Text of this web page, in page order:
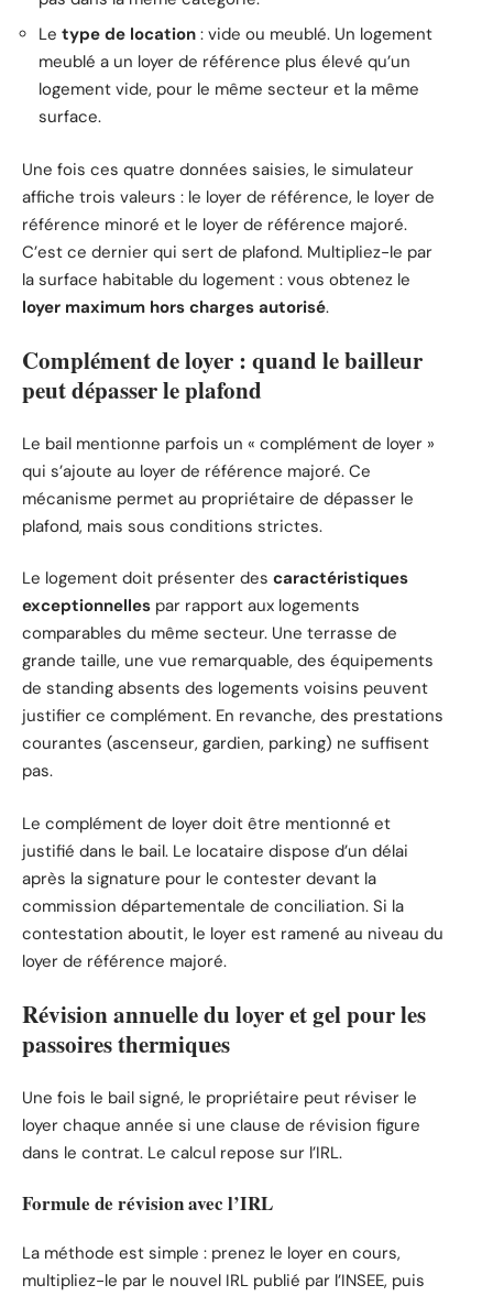
Le type de location : vide ou meublé. Un logement
meublé a un loyer de référence plus élevé qu’un
logement vide, pour le même secteur et la même
surface.
Une fois ces quatre données saisies, le simulateur
affiche trois valeurs : le loyer de référence, le loyer de
référence minoré et le loyer de référence majoré.
C’est ce dernier qui sert de plafond. Multipliez-le par
la surface habitable du logement : vous obtenez le
loyer maximum hors charges autorisé.
Complément de loyer : quand le bailleur
peut dépasser le plafond
Le bail mentionne parfois un « complément de loyer »
qui s’ajoute au loyer de référence majoré. Ce
mécanisme permet au propriétaire de dépasser le
plafond, mais sous conditions strictes.
Le logement doit présenter des caractéristiques
exceptionnelles par rapport aux logements
comparables du même secteur. Une terrasse de
grande taille, une vue remarquable, des équipements
de standing absents des logements voisins peuvent
justifier ce complément. En revanche, des prestations
courantes (ascenseur, gardien, parking) ne suffisent
pas.
Le complément de loyer doit être mentionné et
justifié dans le bail. Le locataire dispose d’un délai
après la signature pour le contester devant la
commission départementale de conciliation. Si la
contestation aboutit, le loyer est ramené au niveau du
loyer de référence majoré.
Révision annuelle du loyer et gel pour les
passoires thermiques
Une fois le bail signé, le propriétaire peut réviser le
loyer chaque année si une clause de révision figure
dans le contrat. Le calcul repose sur l’IRL.
Formule de révision avec l’IRL
La méthode est simple : prenez le loyer en cours,
multipliez-le par le nouvel IRL publié par l’INSEE, puis